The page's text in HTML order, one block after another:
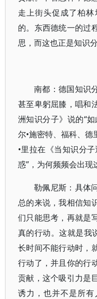
走上街头促成了柏
的。东西德统一的过
思，而这也正是知识分
南都：德国知识
甚至卑躬屈膝，唱和
洲知识分子》说的“
尔•施密特、福科、
•里拉在《当知识分
惑”，为何频频会出现
勒佩尼斯：具体
总的来说，我相信知
们只能思考，再就是
真的行动。这就是我
长时间不能行动时，
行动了，并且你的行
贡献，这个吸引力是
诱力，也并不是所